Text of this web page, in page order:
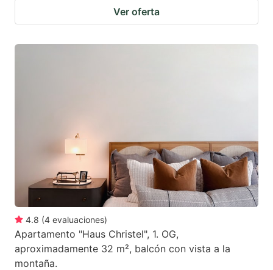
Ver oferta
4.8 (4 evaluaciones)
Apartamento "Haus Christel", 1. OG,
aproximadamente 32 m², balcón con vista a la
montaña.